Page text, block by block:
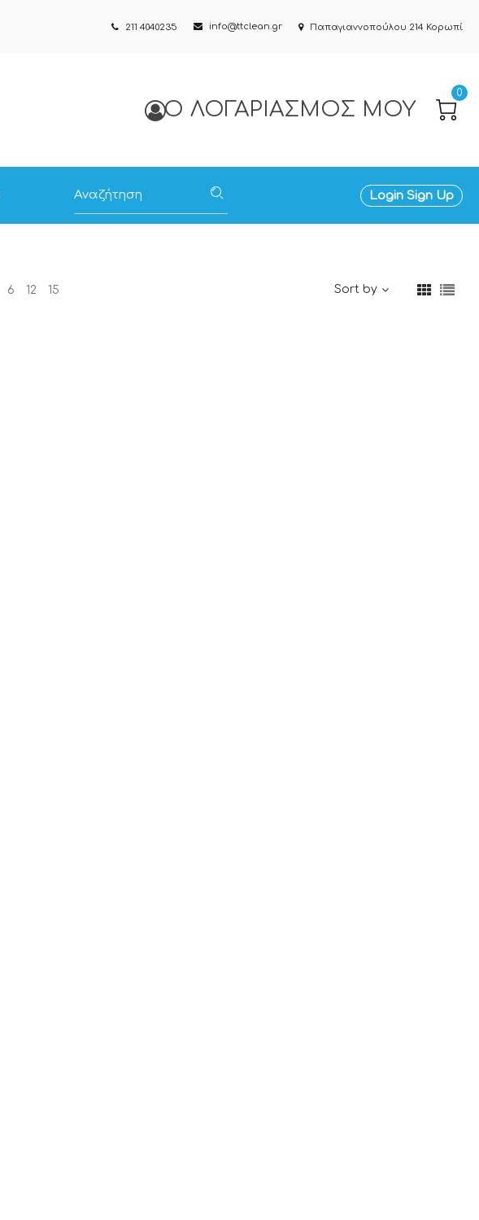
211 4040235 info@ttclean.gr Παπαγιαννοπούλου 214 Κορωπί
Ο ΛΟΓΑΡΙΑΣΜΌΣ ΜΟΥ
0
Login Sign Up
6 12 15 Sort by